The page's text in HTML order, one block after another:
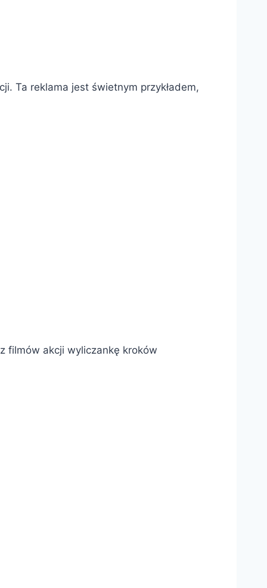
Ta reklama jest świetnym przykładem,
filmów akcji wyliczankę kroków